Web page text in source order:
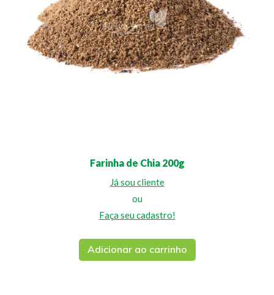
Farinha de Chia 200g
Já sou cliente
ou
Faça seu cadastro!
Adicionar ao carrinho